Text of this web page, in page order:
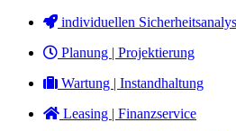
Zum
springen
individuellen
Planung | Projektierung
Wartung | Instandhaltung
Leasing | Finanzservice